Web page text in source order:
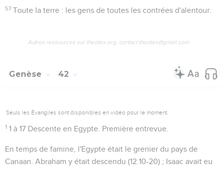
57 Toute la terre : les gens de toutes les contrées d'alentour.
Autres ressources sur theotex.org, contact theotex@gmail.com
Genèse 42
Seuls les Évangiles sont disponibles en vidéo pour le moment.
1 1 à 17 Descente en Egypte. Première entrevue.
En temps de famine, l'Egypte était le grenier du pays de
Canaan. Abraham y était descendu (12.10-20) ; Isaac avait eu